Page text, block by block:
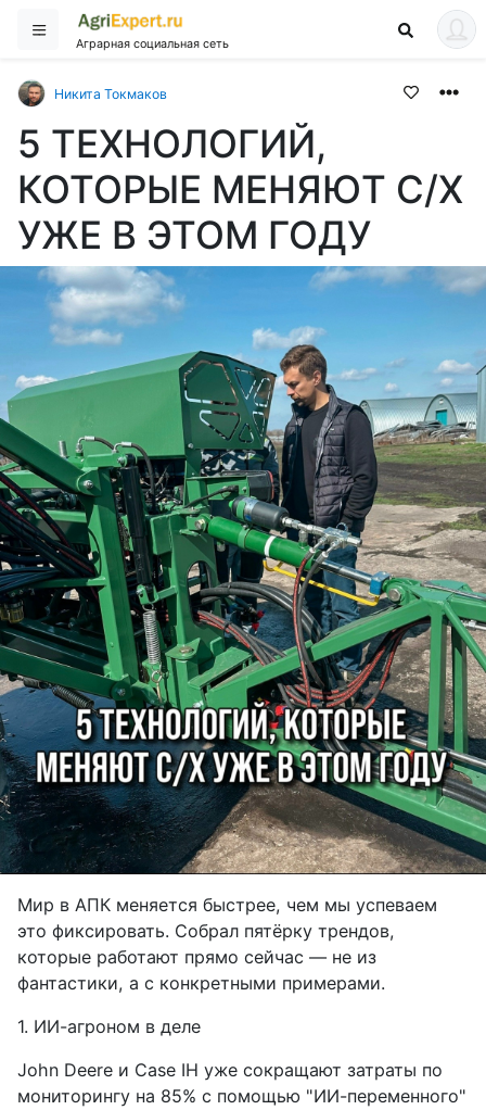
Аграрная социальная сеть
Никита Токмаков
5 ТЕХНОЛОГИЙ,
КОТОРЫЕ МЕНЯЮТ С/Х
УЖЕ В ЭТОМ ГОДУ
Мир в АПК меняется быстрее, чем мы успеваем
это фиксировать. Собрал пятёрку трендов,
которые работают прямо сейчас — не из
фантастики, а с конкретными примерами.
1. ИИ-агроном в деле
John Deere и Case IH уже сокращают затраты по
мониторингу на 85% с помощью "ИИ-переменного"